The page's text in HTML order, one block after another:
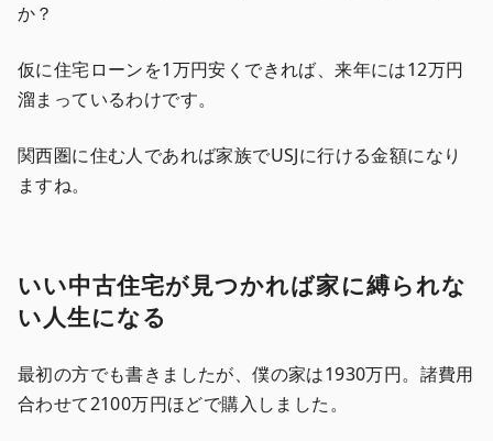
か？
仮に住宅ローンを1万円安くできれば、来年には12万円
溜まっているわけです。
関西圏に住む人であれば家族でUSJに行ける金額になり
ますね。
いい中古住宅が見つかれば家に縛られな
い人生になる
最初の方でも書きましたが、僕の家は1930万円。諸費用
合わせて2100万円ほどで購入しました。